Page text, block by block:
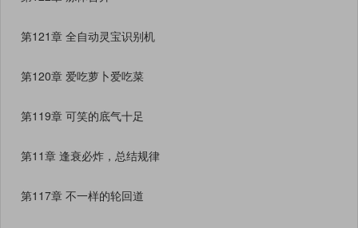
第121章 全自动灵宝识别机
第120章 爱吃萝卜爱吃菜
第119章 可笑的底气十足
第11章 逢衰必炸，总结规律
第117章 不一样的轮回道